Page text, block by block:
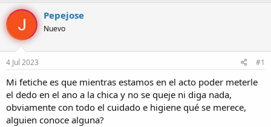
t
d
e
l
t
e
m
a
c
h
a
e
i
c
i
o
Pepejose
Nuevo
4 Jul 2023 #1
Mi fetiche es que mientras estamos en el acto poder meterle
el dedo en el ano a la chica y no se queje ni diga nada,
obviamente con todo el cuidado e higiene qué se merece,
alguien conoce alguna?